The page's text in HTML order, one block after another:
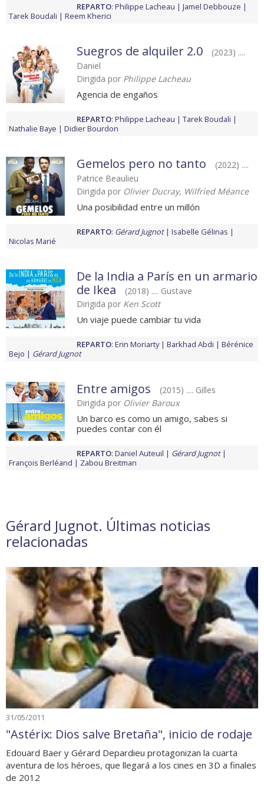
REPARTO: Philippe Lacheau
Jamel Debbouze
Tarek Boudali
Reem Kherici
Suegros de alquiler 2.0
(2023) ....
Daniel
Dirigida por Philippe Lacheau
Agencia de engaños
REPARTO: Philippe Lacheau
Tarek Boudali
Nathalie Baye
Didier Bourdon
Gemelos pero no tanto
(2022) ....
Patrice Beaulieu
Dirigida por Olivier Ducray, Wilfried Méance
Una posibilidad entre un millón
REPARTO: Gérard Jugnot
Isabelle Gélinas
Nicolas Marié
De la India a París en un armario
de Ikea
(2018) .... Gustave
Dirigida por Ken Scott
Un viaje puede cambiar tu vida
REPARTO: Erin Moriarty Barkhad Abdi
Bérénice
Bejo
Gérard Jugnot
Entre amigos
(2015) .... Gilles
Dirigida por Olivier Baroux
Un barco es como un amigo, sabes si
puedes contar con él
REPARTO: Daniel Auteuil
Gérard Jugnot
François Berléand
Zabou Breitman
Gérard Jugnot. Últimas noticias
relacionadas
31/05/2011
"Astérix: Dios salve Bretaña", inicio de rodaje
Edouard Baer y Gérard Depardieu protagonizan la cuarta
aventura de los héroes, que llegará a los cines en 3D a finales
de 2012